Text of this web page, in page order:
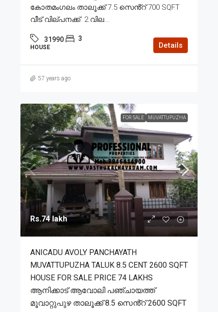
കോതമംഗലം താലൂക്ക് 7.5 സെൻ്റ് 700 SQFT
വീട് വില്പനക്ക്. 2.വില...
31990 3
HOUSE Details
57 years ago
FOR SALE MUVATTUPUZHA
Rs.74 lakh
ANICADU AVOLY PANCHAYATH
MUVATTUPUZHA TALUK 8.5 CENT 2600 SQFT
HOUSE FOR SALE PRICE 74 LAKHS
ആനിക്കാട് ആവോലി പഞ്ചായത്ത്
മൂവാറ്റുപുഴ താലൂക്ക് 8.5 സെൻ്റ് 2600 SQFT